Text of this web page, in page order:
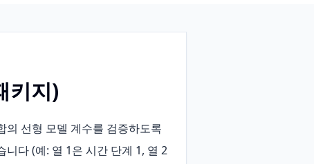
키지)
선형 모델 계수를 검증하도록
니다 (예: 열 1은 시간 단계 1, 열 2